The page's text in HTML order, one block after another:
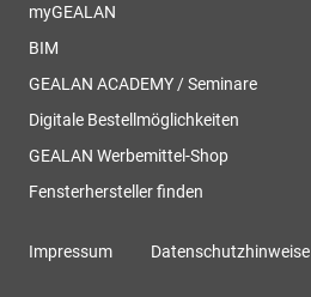
myGEALAN
BIM
GEALAN ACADEMY / Seminare
Digitale Bestellmöglichkeiten
GEALAN Werbemittel-Shop
Fensterhersteller finden
Impressum Datenschutzhinweise